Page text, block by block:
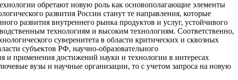
обретают новую роль как основополагающие элементы
развития России станут те направления, которые
развития внутреннего рынка продуктов и услуг, устойчивого
технологиям и высоким технологиям. Соответственно,
суверенитета в области критических и сквозных
субъектов РФ, научно-образовательного
и применения достижений науки и технологии в интересах
вузы и научные организации, то с учетом запроса на новую